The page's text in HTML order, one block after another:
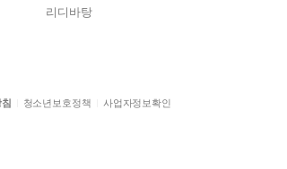
리디바탕
청소년보호정책 사업자정보확인